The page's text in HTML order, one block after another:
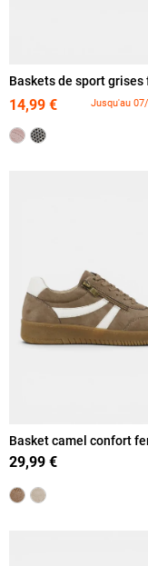
Baskets de sport grises
(36-42)
14,99 €
Jusqu'au
Basket camel confort
(36-41)
29,99 €